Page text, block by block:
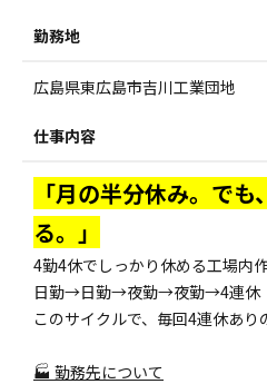
勤務地
広島県東広島市吉川工業団地
仕事内容
「月の半分休み。で
る。」
4勤4休でしっかり休める工場内
日勤→日勤→夜勤→夜勤→4連休
このサイクルで、毎回4連休あり
🏭 勤務先について